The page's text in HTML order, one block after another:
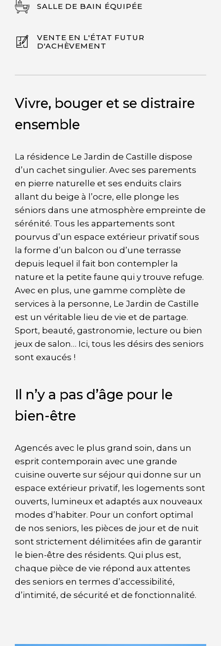
SALLE DE BAIN ÉQUIPÉE
VENTE EN L'ÉTAT FUTUR
D'ACHÈVEMENT
Vivre, bouger et se distraire
ensemble
La résidence Le Jardin de Castille dispose
d’un cachet singulier. Avec ses parements
en pierre naturelle et ses enduits clairs
allant du beige à l’ocre, elle plonge les
séniors dans une atmosphère empreinte de
sérénité. Tous les appartements sont
pourvus d’un espace extérieur privatif sous
la forme d’un balcon ou d’une terrasse
depuis lequel il fait bon contempler la
nature et la petite faune qui y trouve refuge.
Avec en plus, une gamme complète de
services à la personne, Le Jardin de Castille
est un véritable lieu de vie et de partage.
Sport, beauté, gastronomie, lecture ou bien
jeux de salon… Ici, tous les désirs des seniors
sont exaucés !
Il n’y a pas d’âge pour le
bien-être
Agencés avec le plus grand soin, dans un
esprit contemporain avec une grande
cuisine ouverte sur séjour qui donne sur un
espace extérieur privatif, les logements sont
ouverts, lumineux et adaptés aux nouveaux
modes d’habiter. Pour un confort optimal
de nos seniors, les pièces de jour et de nuit
sont strictement délimitées afin de garantir
le bien-être des résidents. Qui plus est,
chaque pièce de vie répond aux attentes
des seniors en termes d’accessibilité,
d’intimité, de sécurité et de fonctionnalité.